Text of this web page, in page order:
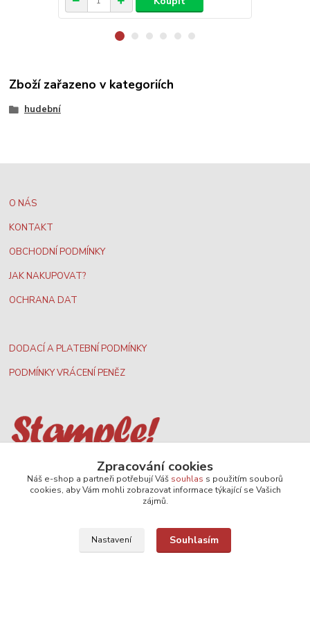
Zboží zařazeno v kategoriích
hudební
O NÁS
KONTAKT
OBCHODNÍ PODMÍNKY
JAK NAKUPOVAT?
OCHRANA DAT
DODACÍ A PLATEBNÍ PODMÍNKY
PODMÍNKY VRÁCENÍ PENĚZ
Nejširší velkoobchodní nabídka dvd filmůZpracování cookies
Náš e-shop a partneři potřebují Váš souhlas s použitím souborů
cookies, aby Vám mohli zobrazovat informace týkající se Vašich
zájmů.
Nastavení Souhlasím